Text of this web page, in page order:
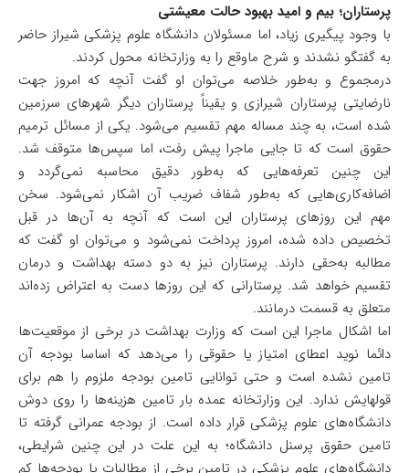
پرستاران؛ بیم و امید بهبود حالت معیشتی
با وجود پیگیری زیاد، اما مسئولان دانشگاه علوم پزشکی شیراز حاضر
به گفتگو نشدند و شرح ماوقع را به وزارتخانه محول کردند.
درمجموع و به‌طور خلاصه می‌توان او گفت آنچه که امروز جهت
نارضایتی پرستاران شیرازی و یقیناً پرستاران دیگر شهر‌های سرزمین
شده است، به چند مساله مهم تقسیم می‌شود. یکی از مسائل ترمیم
حقوق است که تا جایی ماجرا پیش رفت، اما سپس‌ها متوقف شد.
این چنین تعرفه‌هایی که به‌طور دقیق محاسبه نمی‌گردد و
اضافه‌کاری‌هایی که به‌طور شفاف ضریب آن اشکار نمی‌شود. سخن
مهم این روز‌های پرستاران این است که آنچه به آن‌ها در قبل
تخصیص داده شده، امروز پرداخت نمی‌شود و می‌توان او گفت که
مطالبه به‌حقی دارند. پرستاران نیز به دو دسته بهداشت و درمان
تقسیم خواهد شد. پرستارانی که این روز‌ها دست به اعتراض زده‌اند
متعلق به قسمت درمانند.
اما اشکال ماجرا این است که وزارت بهداشت در برخی از موقعیت‌ها
دائما نوید اعطای امتیاز یا حقوقی را می‌دهد که اساسا بودجه آن
تامین نشده است و حتی توانایی تامین بودجه ملزوم را هم برای
قولهایش ندارد. این وزارتخانه عمده بار تامین هزینه‌ها را روی دوش
دانشگاه‌های علوم پزشکی قرار داده است. از بودجه عمرانی گرفته تا
تامین حقوق پرسنل دانشگاه؛ به این علت در این چنین شرایطی،
دانشگاه‌های علوم پزشکی در تامین برخی از مطالبات یا بودجه‌ها کم